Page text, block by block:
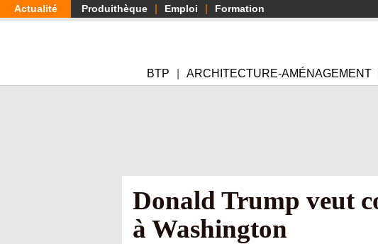
Aller
au
Actualité Produithèque Emploi Formation
BTP ARCHITECTURE-AMÉNAGEMENT
Donald Trump veut
à Washington